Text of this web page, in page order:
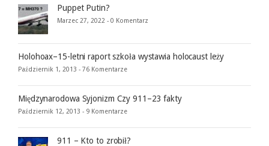
Puppet Putin?
Marzec 27, 2022 - 0 Komentarz
Holohoax–15-letni raport szkoła wystawia holocaust leży
Październik 1, 2013 - 76 Komentarze
Międzynarodowa Syjonizm Czy 911–23 fakty
Październik 12, 2013 - 9 Komentarze
911 – Kto to zrobił?